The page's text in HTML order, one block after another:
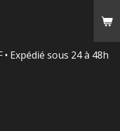
Expédié sous 24 à 48h